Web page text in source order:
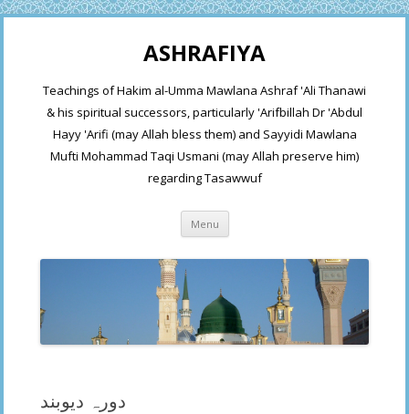
ASHRAFIYA
Teachings of Hakim al-Umma Mawlana Ashraf 'Ali Thanawi
& his spiritual successors, particularly 'Arifbillah Dr 'Abdul
Hayy 'Arifi (may Allah bless them) and Sayyidi Mawlana
Mufti Mohammad Taqi Usmani (may Allah preserve him)
regarding Tasawwuf
Menu Skip
content
دورہ دیوبند